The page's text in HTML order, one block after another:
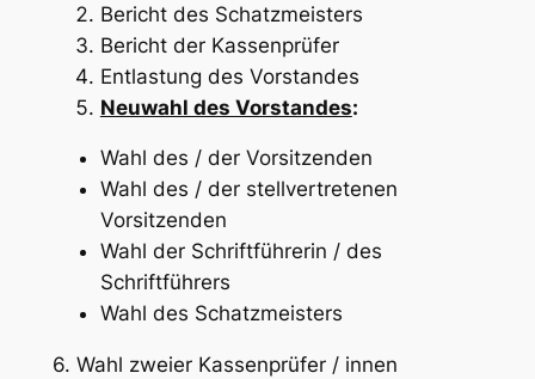
Bericht des Schatzmeisters
Bericht der Kassenprüfer
Entlastung des Vorstandes
Neuwahl des Vorstandes:
Wahl des / der Vorsitzenden
Wahl des / der stellvertretenen
Vorsitzenden
Wahl der Schriftführerin / des
Schriftführers
Wahl des Schatzmeisters
6. Wahl zweier Kassenprüfer / innen